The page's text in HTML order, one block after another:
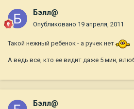
Бэлл@
Опубликовано 19 апреля, 2011
Такой нежный ребенок - а ручек нет
А ведь все, кто ее видит даже 5 мин,
Бэлл@